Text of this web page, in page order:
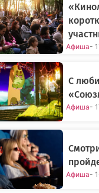
Афиша-
С
Афиша-
Афиша-